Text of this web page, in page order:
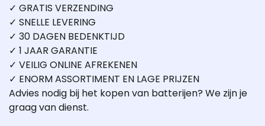
✓ GRATIS VERZENDING
✓ SNELLE LEVERING
✓ 30 DAGEN BEDENKTIJD
✓ 1 JAAR GARANTIE
✓ VEILIG ONLINE AFREKENEN
✓ ENORM ASSORTIMENT EN LAGE PRIJZEN
Advies nodig bij het kopen van batterijen? We zijn je
graag van dienst.